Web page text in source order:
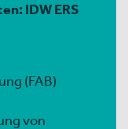
IDW ERS
(FAB)
von